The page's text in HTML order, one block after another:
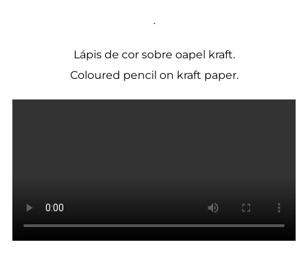
.
Lápis de cor sobre oapel kraft.
Coloured pencil on kraft paper.